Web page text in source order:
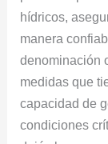
hídricos,
manera
denominación
medidas que
capacidad de
condiciones